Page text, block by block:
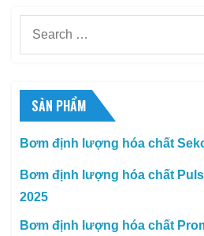
SẢN PHẨM
Bơm định lượng hóa chất
Bơm định lượng hóa chất
2025
Bơm định lượng hóa chất